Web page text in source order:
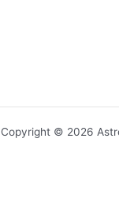
Copyright © 2026